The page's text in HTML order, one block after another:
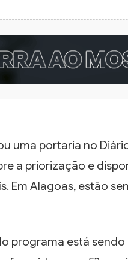
uma portaria no
a priorização e
Em Alagoas, estão
programa está